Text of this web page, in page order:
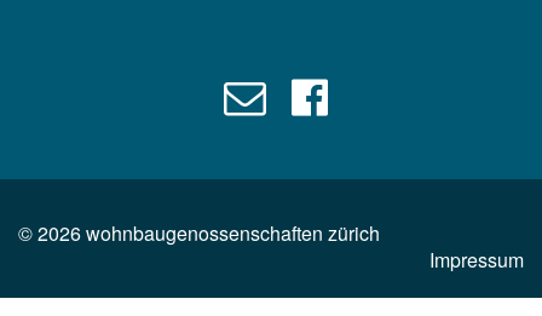
©2026wohnbaugenossenschaften zürich
Impressum